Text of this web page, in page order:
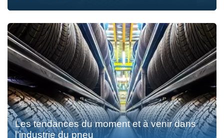
Les tendances du moment et à venir dans
l’industrie du pneu